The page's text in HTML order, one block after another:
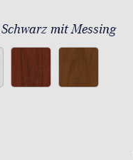
Schwarz mit Messing